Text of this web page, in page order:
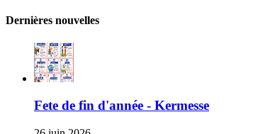
Dernières nouvelles
Fete de fin d'année - Kermesse